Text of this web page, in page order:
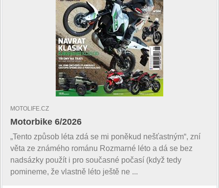
MOTOLIFE.CZ
Motorbike 6/2026
„Tento způsob léta zdá se mi poněkud nešťastným“, zní
věta ze známého románu Rozmarné léto a dá se bez
nadsázky použít i pro současné počasí (když tedy
pomineme, že vlastně léto ještě ne ...